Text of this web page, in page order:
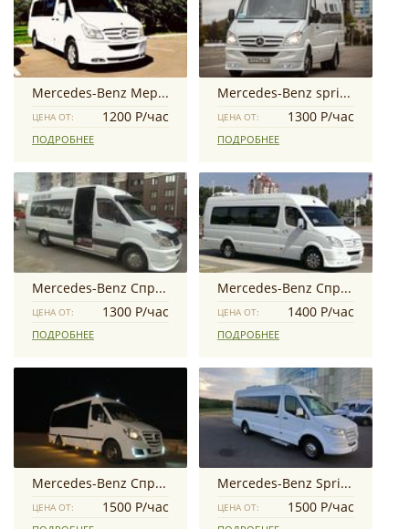
Mercedes-Benz Мерседес спринтер
ЦЕНА ОТ: 1200 Р/час
ПОДРОБНЕЕ
Mercedes-Benz sprinter
ЦЕНА ОТ: 1300 Р/час
ПОДРОБНЕЕ
Mercedes-Benz Спринтер
ЦЕНА ОТ: 1300 Р/час
ПОДРОБНЕЕ
Mercedes-Benz Спринтер 21 место
ЦЕНА ОТ: 1400 Р/час
ПОДРОБНЕЕ
Mercedes-Benz Cпринтер
ЦЕНА ОТ: 1500 Р/час
Mercedes-Benz Sprinter
ЦЕНА ОТ: 1500 Р/час